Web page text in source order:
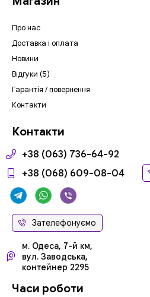
Про нас
Доставка і оплата
Новини
Відгуки (5)
Гарантія / повернення
Контакти
Контакти
+38 (063) 736-64-92
+38 (068) 609-08-04
Зателефонуємо
м. Одеса, 7-й км,
вул. Заводська,
контейнер 2295
Часи роботи